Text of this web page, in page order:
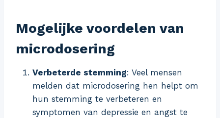
Mogelijke voordelen van
microdosering
Verbeterde stemming: Veel mensen
melden dat microdosering hen helpt om
hun stemming te verbeteren en
symptomen van depressie en angst te